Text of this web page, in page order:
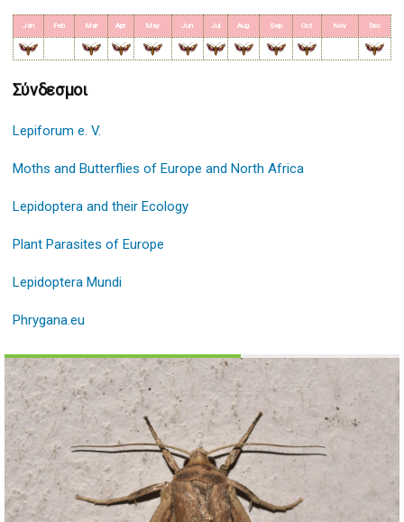
Jan Feb Mar Apr May Jun Jul Aug Sep Oct Nov Dec
Σύνδεσμοι
Lepiforum e. V.
Moths and Butterflies of Europe and North Africa
Lepidoptera and their Ecology
Plant Parasites of Europe
Lepidoptera Mundi
Phrygana.eu